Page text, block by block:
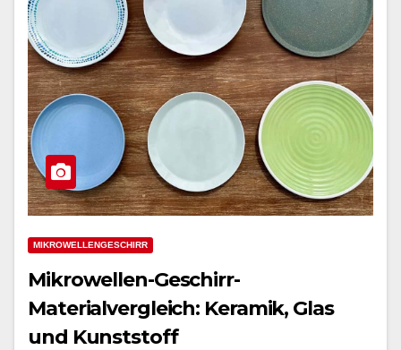
MIKROWELLENGESCHIRR
Mikrowellen-Geschirr-
Materialvergleich: Keramik, Glas
und Kunststoff